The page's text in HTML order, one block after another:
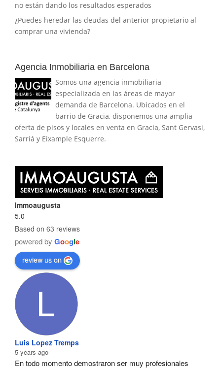
no están dando los resultados esperados
¿Puedes heredar las deudas del anterior propietario al
comprar una vivienda?
Agencia Inmobiliaria en Barcelona
Somos una agencia inmobiliaria
especializada en las áreas de mayor
demanda de Barcelona. Ubicados en el
barrio de Gracia, disponemos una amplia
oferta de pisos y locales en venta en Gracia, Sant Gervasi,
Sarriá y Eixample Esquerre.
Immoaugusta
5.0
Based on 63 reviews
powered by Google
review us on
Luis Lopez Tremps
5 years ago
En todo momento demostraron ser muy profesionales